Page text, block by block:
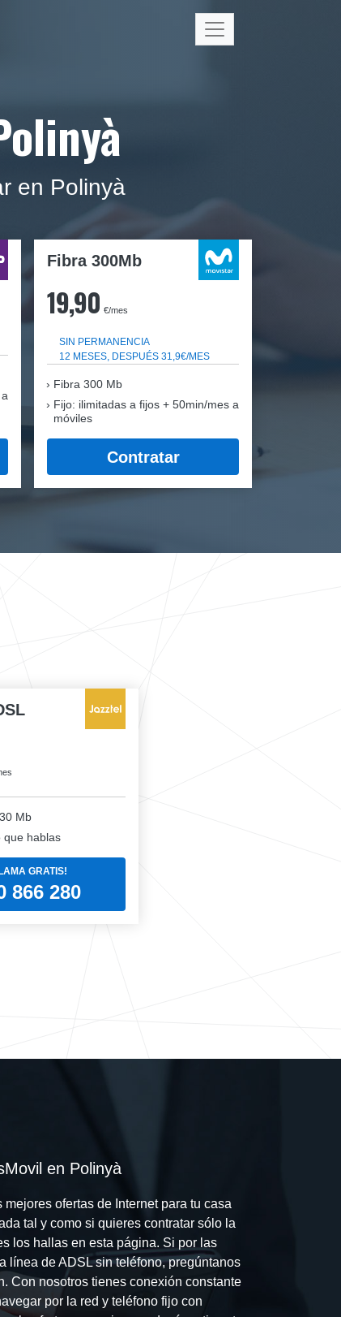
en Polinyà
a
Fibra 300Mb
19,90 €/mes
SIN PERMANENCIA
12 MESES, DESPUÉS 31,9€/MES
Fibra 300 Mb
Fijo: ilimitadas a fijos + 50min/mes a
móviles
Contratar
Mb
que hablas
GRATIS!
866 280
en Polinyà
ofertas de Internet para tu casa
tal y como si quieres contratar sólo la
los hallas en esta página. Si por las
línea de ADSL sin teléfono, pregúntanos
Con nosotros tienes conexión constante
por la red y teléfono fijo con